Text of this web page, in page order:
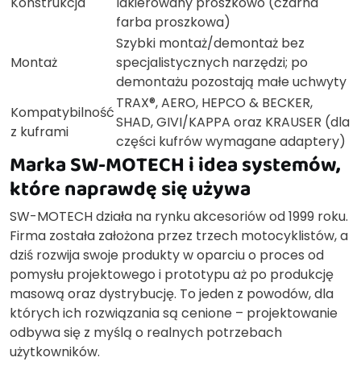
farba proszkowa)
Montaż
Szybki montaż/demontaż bez
specjalistycznych narzędzi; po
demontażu pozostają małe uchwyty
Kompatybilność
z kuframi
TRAX®, AERO, HEPCO & BECKER,
SHAD, GIVI/KAPPA oraz KRAUSER (dla
części kufrów wymagane adaptery)
Marka SW-MOTECH i idea systemów,
które naprawdę się używa
SW-MOTECH działa na rynku akcesoriów od 1999 roku.
Firma została założona przez trzech motocyklistów, a
dziś rozwija swoje produkty w oparciu o proces od
pomysłu projektowego i prototypu aż po produkcję
masową oraz dystrybucję. To jeden z powodów, dla
których ich rozwiązania są cenione – projektowanie
odbywa się z myślą o realnych potrzebach
użytkowników.